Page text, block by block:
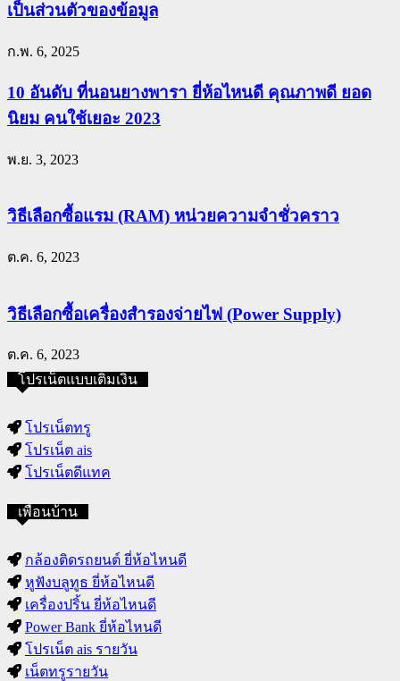
เป็นส่วนตัวของข้อมูล
ก.พ. 6, 2025
10 อันดับ ที่นอนยางพารา ยี่ห้อไหนดี คุณภาพดี ยอด
นิยม คนใช้เยอะ 2023
พ.ย. 3, 2023
วิธีเลือกซื้อแรม (RAM) หน่วยความจำชั่วคราว
ต.ค. 6, 2023
วิธีเลือกซื้อเครื่องสำรองจ่ายไฟ (Power Supply)
ต.ค. 6, 2023
โปรเน็ตแบบเติมเงิน
โปรเน็ตทรู
โปรเน็ต ais
โปรเน็ตดีแทค
เพื่อนบ้าน
กล้องติดรถยนต์ ยี่ห้อไหนดี
หูฟังบลูทูธ ยี่ห้อไหนดี
เครื่องปริ้น ยี่ห้อไหนดี
Power Bank ยี่ห้อไหนดี
โปรเน็ต ais รายวัน
เน็ตทรูรายวัน